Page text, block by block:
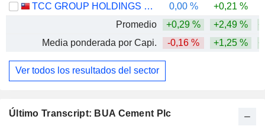
Último Transcript: BUA Cement Plc
TCC GROUP HOLDINGS CO., LTD.
0,00 % +0,21 %
Promedio
+0,29 % +2,49 %
Media ponderada por Capi.
-0,16 % +1,25 %
Ver todos los resultados del sector